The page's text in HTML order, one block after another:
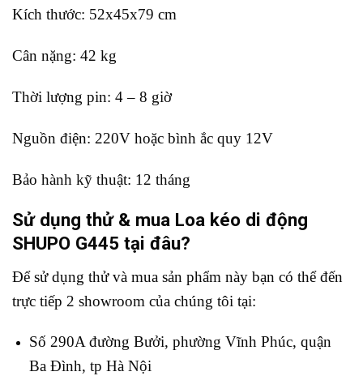
Kích thước: 52x45x79 cm
Cân nặng: 42 kg
Thời lượng pin: 4 – 8 giờ
Nguồn điện: 220V hoặc bình ắc quy 12V
Bảo hành kỹ thuật: 12 tháng
Sử dụng thử & mua Loa kéo di động
SHUPO G445 tại đâu?
Để sử dụng thử và mua sản phẩm này bạn có thể đến
trực tiếp 2 showroom của chúng tôi tại:
Số 290A đường Bưởi, phường Vĩnh Phúc, quận
Ba Đình, tp Hà Nội